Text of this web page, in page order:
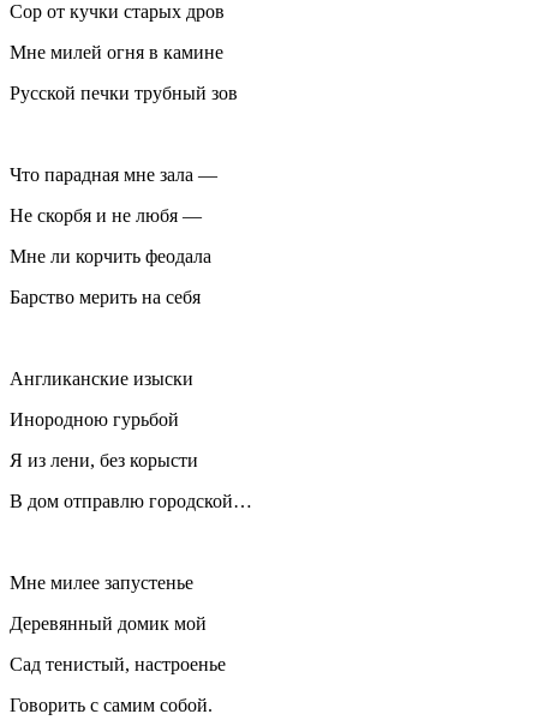
Сор от кучки старых дров
Мне милей огня в камине
Русской печки трубный зов
Что парадная мне зала —
Не скорбя и не любя —
Мне ли корчить феодала
Барство мерить на себя
Англиканские изыски
Инородною гурьбой
Я из лени, без корысти
В дом отправлю городской…
Мне милее запустенье
Деревянный домик мой
Сад тенистый, настроенье
Говорить с самим собой.